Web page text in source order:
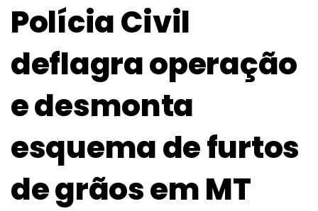
Polícia Civil
deflagra operação
e desmonta
esquema de furtos
de grãos em MT